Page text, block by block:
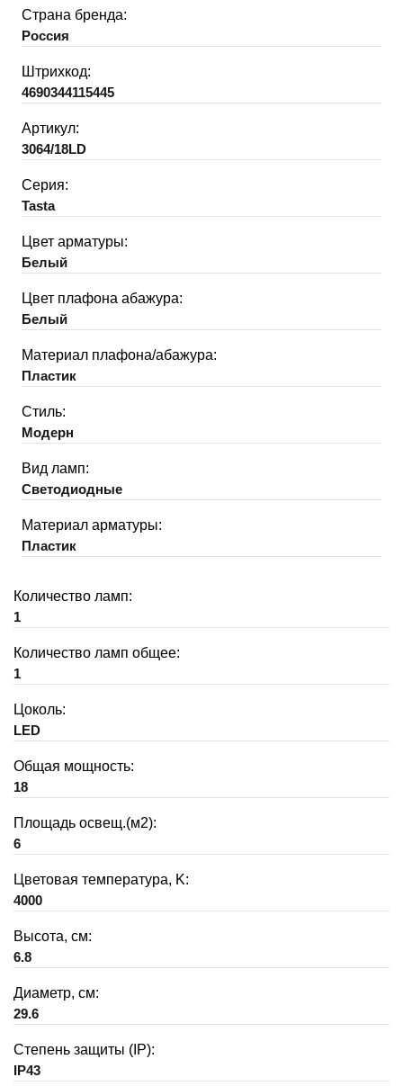
Страна бренда:
Россия
Штрихкод:
4690344115445
Артикул:
3064/18LD
Серия:
Tasta
Цвет арматуры:
Белый
Цвет плафона абажура:
Белый
Материал плафона/абажура:
Пластик
Стиль:
Модерн
Вид ламп:
Светодиодные
Материал арматуры:
Пластик
Количество ламп:
1
Количество ламп общее:
1
Цоколь:
LED
Общая мощность:
18
Площадь освещ.(м2):
6
Цветовая температура, K:
4000
Высота, см:
6.8
Диаметр, см:
29.6
Степень защиты (IP):
IP43